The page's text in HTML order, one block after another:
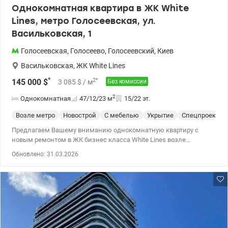
Однокомнатная квартира в ЖК White
Lines, метро Голосеевская, ул.
Васильковская, 1
Голосеевская, Голосеево, Голосеевский, Киев
Васильковская, ЖК White Lines
145 000 $* 3 085 $ / м2* Без комиссии
Однокомнатная 47/12/23 м2 15/22 эт.
Возле метро Новострой С мебелью Укрытие Спецпроект
Предлагаем Вашему вниманию однокомнатную квартиру с
новым ремонтом в ЖК бизнес класса White Lines возле
кинотеатром, ресторанами, супермаркетом, бутиками и детским
садиком, что позволяет рационально использовать время.
Крыша стилобатной части White Lines – это собственный парк
размером 1 гектар с детской и спортивной площадками,
местами для отдыха и прогулок на свежем воздухе.
Обновлено: 31.03.2026